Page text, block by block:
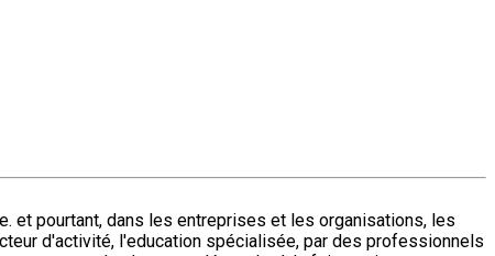
et pourtant, dans les entreprises et les organisations, les
d'activité, l'education spécialisée, par des professionnels